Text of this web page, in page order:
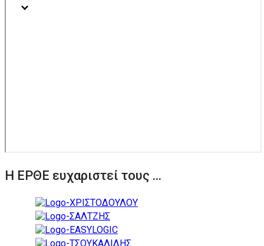
Η ΕΡΘΕ ευχαριστεί τους ...